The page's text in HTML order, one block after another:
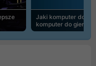
Jaki komputer do
komputer do gier |